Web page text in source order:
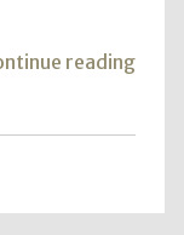
reading